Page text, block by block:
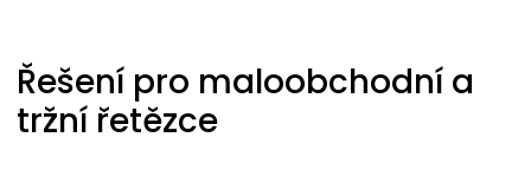
Řešení pro maloobchodní a
tržní řetězce